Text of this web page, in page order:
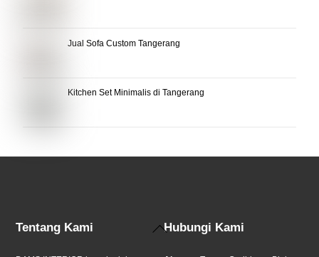
Jual Sofa Custom Tangerang
Kitchen Set Minimalis di Tangerang
Back
Tentang Kami Hubungi Kami